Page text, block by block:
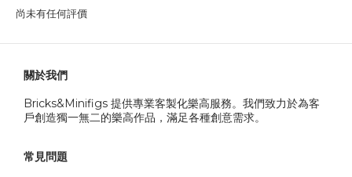
尚未有任何評價
關於我們
Bricks&Minifigs 提供專業客製化樂高服務。我們致力於為客
戶創造獨一無二的樂高作品，滿足各種創意需求。
常見問題